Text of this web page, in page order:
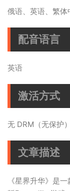
俄语、英语、繁
配音语言
英语
激活方式
无 DRM（无保护）
文章描述
《星界升华》是